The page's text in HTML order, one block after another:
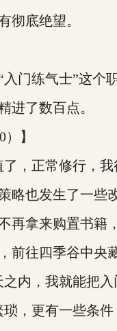
底绝望。
练气士”这个职
了数百点。
】
，正常修行，
也发生了一些改
拿来购置书籍
往四季谷中央
，我就能把入
更有一些条件